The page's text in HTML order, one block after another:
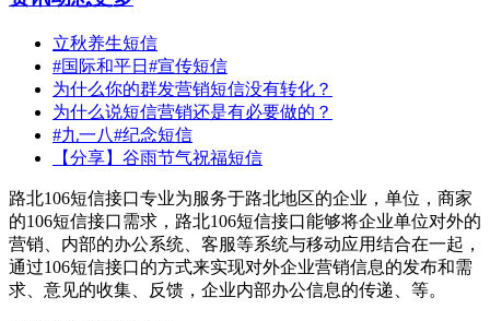
立秋养生短信
#国际和平日#宣传短信
为什么你的群发营销短信没有转化？
为什么说短信营销还是有必要做的？
#九一八#纪念短信
【分享】谷雨节气祝福短信
路北106短信接口专业为服务于路北地区的企业，单位，商家
的106短信接口需求，路北106短信接口能够将企业单位对外的
营销、内部的办公系统、客服等系统与移动应用结合在一起，
通过106短信接口的方式来实现对外企业营销信息的发布和需
求、意见的收集、反馈，企业内部办公信息的传递、等。